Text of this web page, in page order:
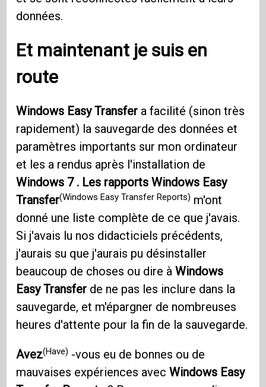
données.
Et maintenant je suis en
route
Windows Easy Transfer a facilité (sinon très
rapidement) la sauvegarde des données et
paramètres importants sur mon ordinateur
et les a rendus après l'installation de
Windows 7 . Les rapports Windows Easy
Transfer(Windows Easy Transfer Reports) m'ont
donné une liste complète de ce que j'avais.
Si j'avais lu nos didacticiels précédents,
j'aurais su que j'aurais pu désinstaller
beaucoup de choses ou dire àWindows
Easy Transfer de ne pas les inclure dans la
sauvegarde, et m'épargner de nombreuses
heures d'attente pour la fin de la sauvegarde.
Avez(Have) -vous eu de bonnes ou de
mauvaises expériences avecWindows Easy